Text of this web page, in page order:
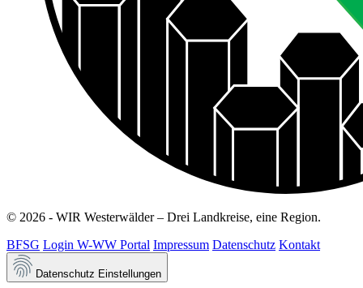
© 2026 - WIR Westerwälder – Drei Landkreise, eine Region.
BFSG Login W-WW Portal Impressum Datenschutz Kontakt
Datenschutz Einstellungen